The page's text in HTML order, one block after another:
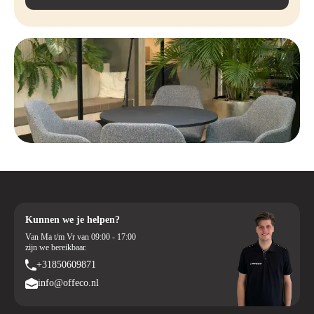
Kunnen we je helpen?
Van Ma t/m Vr van 09:00 - 17:00
zijn we bereikbaar.
+31850609871
info@offeco.nl